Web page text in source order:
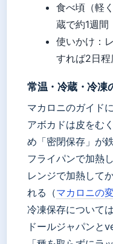
食べ頃（軽
蔵で約1週間
使いかけ：
すれば2日程
常温・冷蔵・冷凍
マカロニのガイドに
アボカドは皮をむ
め「密閉保存」が鉄
フライパンで加熱し
レンジで加熱して
れる（マカロニの
冷凍保存については
ドールジャパンと